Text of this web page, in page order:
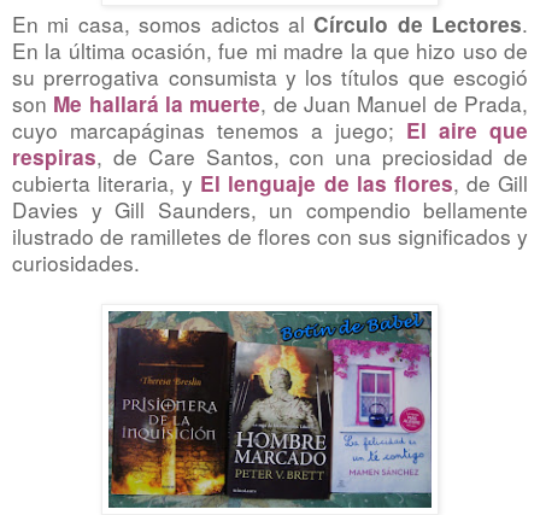
En mi casa, somos adictos alCírculo de Lectores.
En la última ocasión, fue mi madre la que hizo uso de
su prerrogativa consumista y los títulos que escogió
son Me hallará la muerte, de Juan Manuel de Prada,
cuyo marcapáginas tenemos a juego; El aire que
respiras, de Care Santos, con una preciosidad de
cubierta literaria, y El lenguaje de las flores, de Gill
Davies y Gill Saunders, un compendio bellamente
ilustrado de ramilletes de flores con sus significados y
curiosidades.